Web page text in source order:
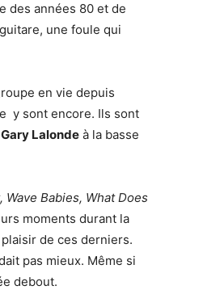
des années 80 et de
une foule qui
en vie depuis
y sont encore. Ils sont
Gary Lalonde à la basse
Babies, What Does
moments durant la
de ces derniers.
pas mieux. Même si
debout.